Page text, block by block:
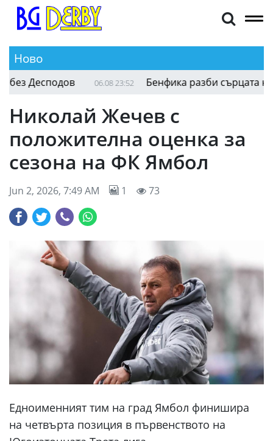
Ново
06.08 23:54 Андерлехт разплака ПАОК на “Тумба” без
Николай Жечев с
положителна оценка за
сезона на ФК Ямбол
Jun 2, 2026, 7:49 AM 1 73
Едноименният тим на град Ямбол финишира
на четвърта позиция в първенството на